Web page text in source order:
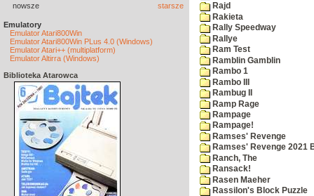
nowsze starsze
Emulatory
Emulator Atari800Win
Emulator Atari800Win PLus 4.0 (Windows)
Emulator Atari++ (multiplatform)
Emulator Altirra (Windows)
Biblioteka Atarowca
Rajd
Rakieta
Rally Speedway
Rallye
Ram Test
Ramblin Gamblin
Rambo 1
Rambo III
Rambug II
Ramp Rage
Rampage
Rampage!
Ramses' Revenge
Ramses' Revenge 2021
Ranch, The
Ransack!
Rasen Maeher
Rassilon's Block Puzzle